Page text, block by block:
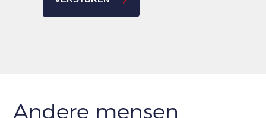
Andere mensen